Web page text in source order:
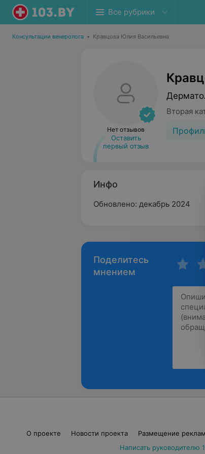
Все рубрики
Консультации венеролога • Кравцова Юлия Васильевна
Нет отзывов
Оставить
первый отзыв
Вторая
Инфо
Обновлено: декабрь 2024
Поделитесь
мнением
О проекте Новости проекта Размещение
Написать руководителю